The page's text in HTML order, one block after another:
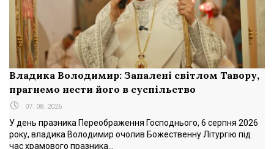
Владика Володимир: Запалені світлом Тавору,
прагнемо нести його в суспільство
07. 08. 2026
У день празника Переображення Господнього, 6 серпня 2026
року, владика Володимир очолив Божественну Літургію під
час храмового празника...